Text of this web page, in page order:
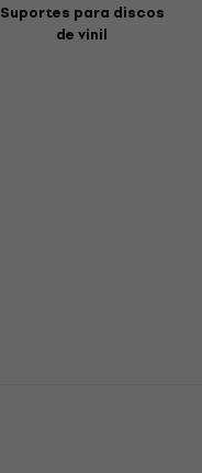
Suportes para discos
de vinil